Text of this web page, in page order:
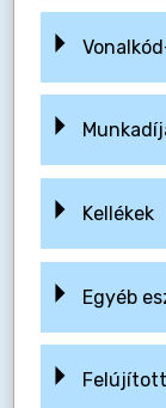
Kellékek
Egyéb